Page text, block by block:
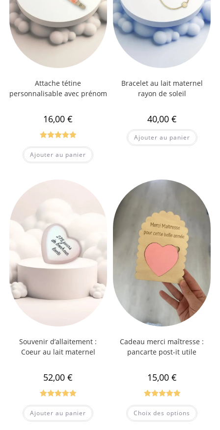
Attache tétine
personnalisable avec prénom
16,00€
Note5.00
sur 5
Ajouter au panier
Bracelet au lait maternel
rayon de soleil
40,00 €
Ajouter au panier
Souvenir d’allaitement :
Coeur au lait maternel
52,00€
Note5.00
sur 5
Ajouter au panier
Cadeau merci maîtresse :
pancarte post-it utile
15,00 €
Note5.00
sur 5
Choix des options